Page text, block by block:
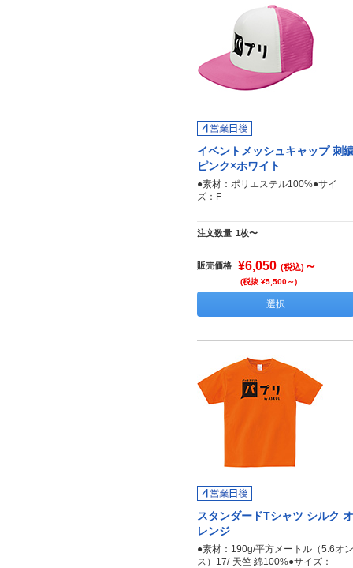
イベントメッシュキャップ 刺
ピンク×ホワイト
●素材：ポリエステル100%●サイ
ズ：F
注文数量 1枚〜
販売価格 ¥6,050 (税込) ～
(税抜 ¥5,500～)
選択
スタンダードTシャツ シルク オ
レンジ
●素材：190g/平方メートル（5.6オン
ス）17/-天竺 綿100%●サイズ：